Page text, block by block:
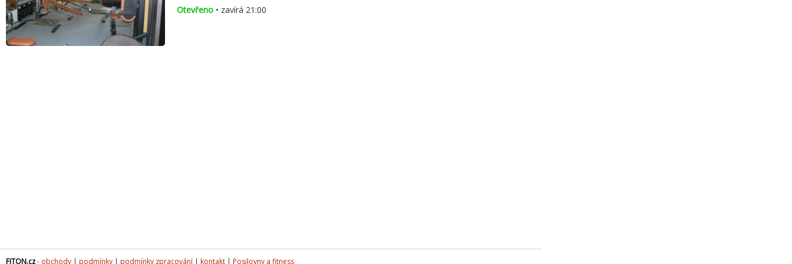
Otevřeno • zavírá 21:00
FITON.cz- obchody | podmínky | podmínky zpracování | kontakt | Posilovny a fitness